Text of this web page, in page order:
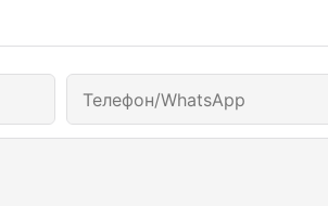
Телефон/WhatsApp